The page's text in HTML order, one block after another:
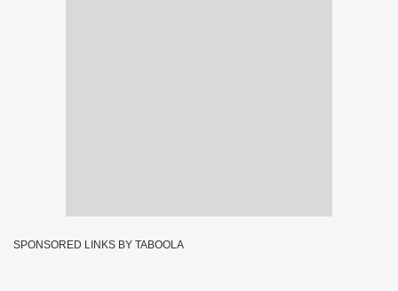
SPONSORED LINKS BY TABOOLA